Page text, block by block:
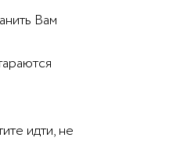
Вам
идти, не